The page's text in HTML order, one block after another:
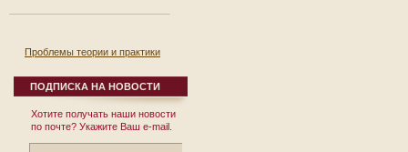
Проблемы теории и практики
экономики. Выпуск 8.
12 сентября 2007
Сборник научных
трудов Выпуск № 8
Под общей редакцией
ПОДПИСКА НА НОВОСТИ
Хотите получать наши новости
по почте? Укажите Ваш e-mail.